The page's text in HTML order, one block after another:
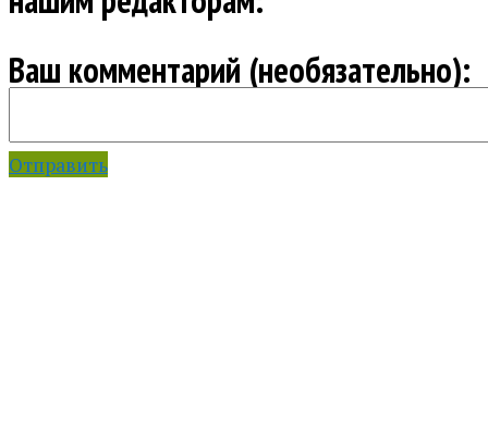
Ваш комментарий (необязательно):
Отправить